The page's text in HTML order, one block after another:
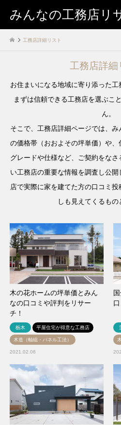
みんなの工務店リ
工務店詳細リスト
工務店詳細
お住まいになる地域に寄り添った工
まずは信頼できる工務店を選ぶこ
ん。
そこで、工務店詳細ページでは、
の価格帯（おおよその坪単価）や
グレードや仕様など、ご契約をな
い工務店の重要な情報を調査し公
店で実際に家を建てた方の口コミ
しも見えてくるもの
木の花ホームの坪単価とみん
なの口コミや評判をリサー
チ！
栃木 平屋住宅が得意な工務店
木造（軸組・パネル工法）
2021.02.06